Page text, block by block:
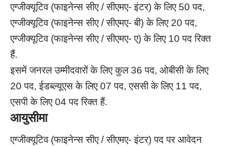
एग्जीक्यूटिव (फाइनेन्स सीए / सीएमए- इंटर) के लिए 50 पद,
एग्जीक्यूटिव (फाइनेन्स सीए / सीएमए- बी) के लिए 20 पद,
एग्जीक्यूटिव (फाइनेन्स सीए / सीएमए- ए) के लिए 10 पद रिक्त
हैं.
इसमें जनरल उम्मीदवारों के लिए कुल 36 पद, ओबीसी के लिए
20 पद, ईडब्ल्यूएस के लिए 07 पद, एससी के लिए 11 पद,
एसपी के लिए 04 पद रिक्त हैं.
आयुसीमा
एग्जीक्यूटिव (फाइनेन्स सीए / सीएमए- इंटर) पद पर आवेदन